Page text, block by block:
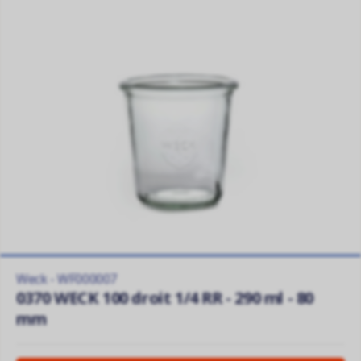
Weck - WF000007
0370 WECK 100 droit 1/4 RR - 290 ml - 80
mm